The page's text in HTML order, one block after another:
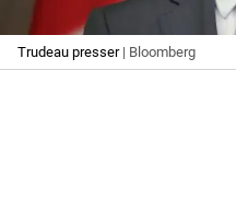
Trudeau presser| Bloomberg